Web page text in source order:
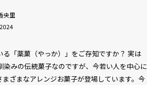
央里
る「薬菓（やっか）」をご存知ですか？ 実は
染みの伝統菓子なのですが、今若い人を中心に
まざまなアレンジお菓子が登場しています。今